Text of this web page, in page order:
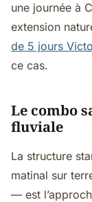
une journée à
extension
de 5 jours
ce cas.
Le combo
fluviale
La structure
matinal sur
— est